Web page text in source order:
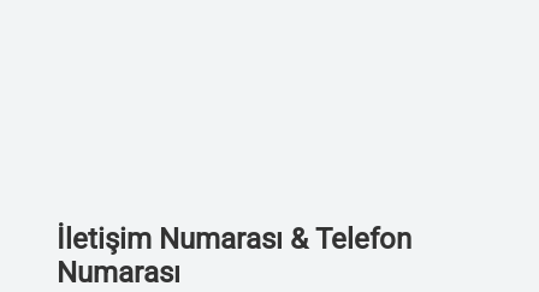
İletişim Numarası & Telefon
Numarası